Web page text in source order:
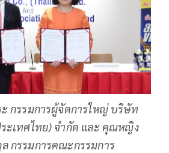
กรรมการผู้จัดการใหญ่ บริษัท
ะเทศไทย) จำกัด และ คุณหญิง
กรรมการคณะกรรมการ